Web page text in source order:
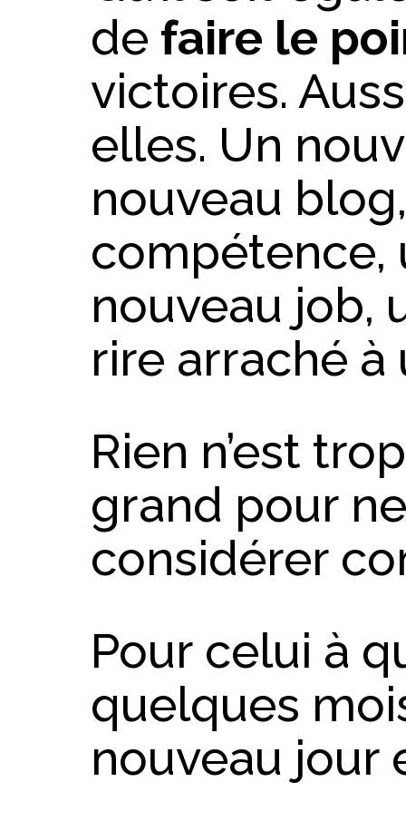
de faire le
victoires.
elles. Un
nouveau
compétence,
nouveau job,
rire arraché à
Rien n’est
grand pour
considérer
Pour celui à
quelques
nouveau jour